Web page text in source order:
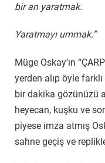
bir an yaratmak.
Yaratmayı ummak.”
Müge Oskay’ın
yerden alıp öyle
bir dakika gözünüzü
heyecan, kuşku ve
piyese imza atmış
sahne geçiş ve